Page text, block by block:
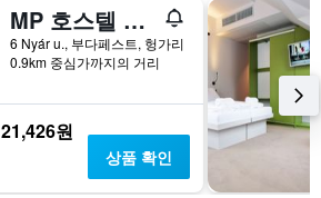
MP 호스텔 부다페스트
6 Nyár u., 부다페스트, 헝가리
0.9km 중심가까지의 거리
21,426원
상품 확인